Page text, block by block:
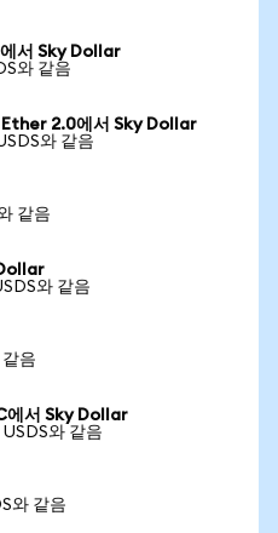
서 Sky Dollar
와 같음
2.0에서 Sky Dollar
와 같음
같음
와 같음
음
서 Sky Dollar
와 같음
와 같음